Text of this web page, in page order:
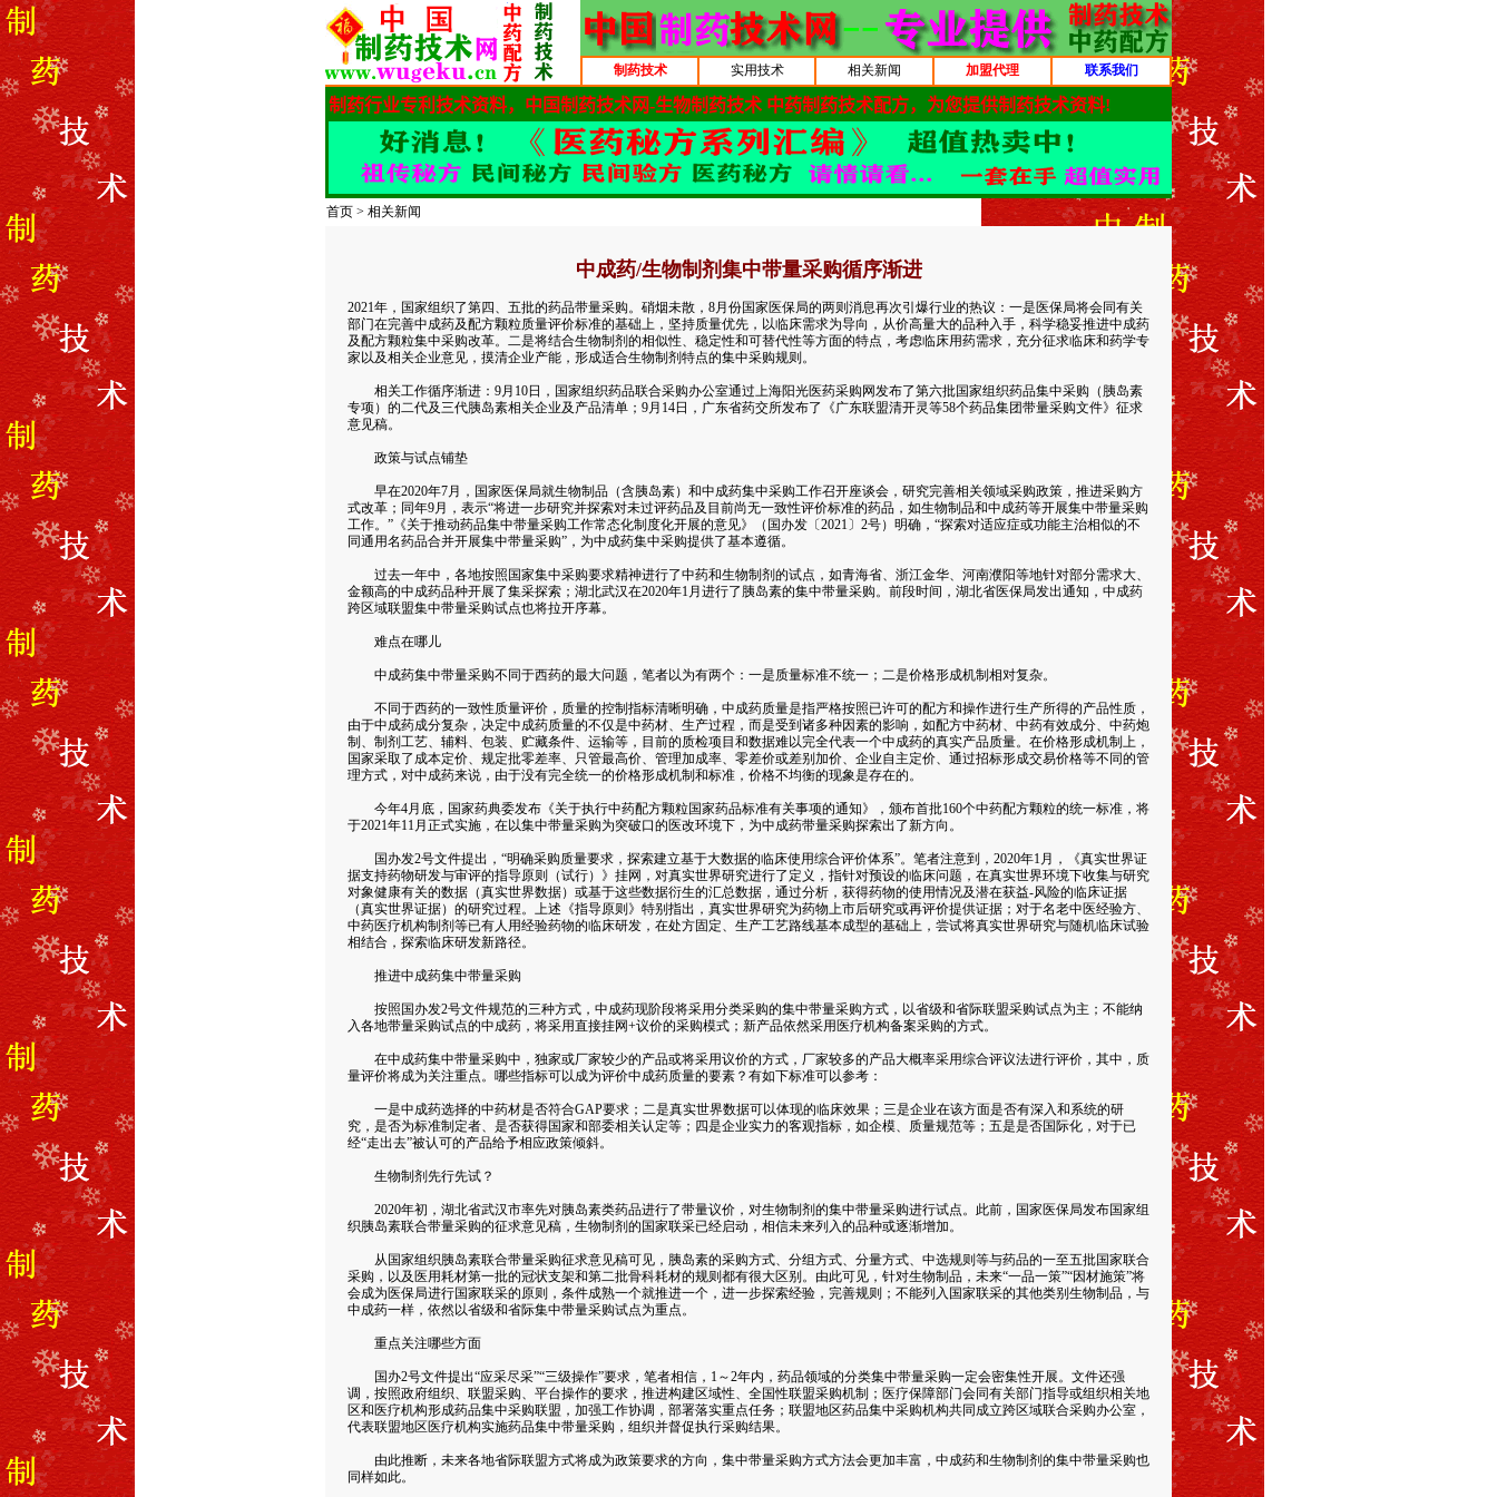
制药技术 实用技术 相关新闻 加盟代理 联系我们
首页 > 相关新闻
中成药/生物制剂集中带量采购循序渐进
2021年，国家组织了第四、五批的药品带量采购。硝烟未散，8月份国家医保局的两则消息再次引爆行业的热议：一是医保局将会同有关
部门在完善中成药及配方颗粒质量评价标准的基础上，坚持质量优先，以临床需求为导向，从价高量大的品种入手，科学稳妥推进中成药
及配方颗粒集中采购改革。二是将结合生物制剂的相似性、稳定性和可替代性等方面的特点，考虑临床用药需求，充分征求临床和药学专
家以及相关企业意见，摸清企业产能，形成适合生物制剂特点的集中采购规则。
相关工作循序渐进：9月10日，国家组织药品联合采购办公室通过上海阳光医药采购网发布了第六批国家组织药品集中采购（胰岛素
专项）的二代及三代胰岛素相关企业及产品清单；9月14日，广东省药交所发布了《广东联盟清开灵等58个药品集团带量采购文件》征求
意见稿。
政策与试点铺垫
早在2020年7月，国家医保局就生物制品（含胰岛素）和中成药集中采购工作召开座谈会，研究完善相关领域采购政策，推进采购方
式改革；同年9月，表示“将进一步研究并探索对未过评药品及目前尚无一致性评价标准的药品，如生物制品和中成药等开展集中带量采购
工作。”《关于推动药品集中带量采购工作常态化制度化开展的意见》（国办发〔2021〕2号）明确，“探索对适应症或功能主治相似的不
同通用名药品合并开展集中带量采购”，为中成药集中采购提供了基本遵循。
过去一年中，各地按照国家集中采购要求精神进行了中药和生物制剂的试点，如青海省、浙江金华、河南濮阳等地针对部分需求大、
金额高的中成药品种开展了集采探索；湖北武汉在2020年1月进行了胰岛素的集中带量采购。前段时间，湖北省医保局发出通知，中成药
跨区域联盟集中带量采购试点也将拉开序幕。
难点在哪儿
中成药集中带量采购不同于西药的最大问题，笔者以为有两个：一是质量标准不统一；二是价格形成机制相对复杂。
不同于西药的一致性质量评价，质量的控制指标清晰明确，中成药质量是指严格按照已许可的配方和操作进行生产所得的产品性质，
由于中成药成分复杂，决定中成药质量的不仅是中药材、生产过程，而是受到诸多种因素的影响，如配方中药材、中药有效成分、中药炮
制、制剂工艺、辅料、包装、贮藏条件、运输等，目前的质检项目和数据难以完全代表一个中成药的真实产品质量。在价格形成机制上，
国家采取了成本定价、规定批零差率、只管最高价、管理加成率、零差价或差别加价、企业自主定价、通过招标形成交易价格等不同的管
理方式，对中成药来说，由于没有完全统一的价格形成机制和标准，价格不均衡的现象是存在的。
今年4月底，国家药典委发布《关于执行中药配方颗粒国家药品标准有关事项的通知》，颁布首批160个中药配方颗粒的统一标准，将
于2021年11月正式实施，在以集中带量采购为突破口的医改环境下，为中成药带量采购探索出了新方向。
国办发2号文件提出，“明确采购质量要求，探索建立基于大数据的临床使用综合评价体系”。笔者注意到，2020年1月，《真实世界证
据支持药物研发与审评的指导原则（试行）》挂网，对真实世界研究进行了定义，指针对预设的临床问题，在真实世界环境下收集与研究
对象健康有关的数据（真实世界数据）或基于这些数据衍生的汇总数据，通过分析，获得药物的使用情况及潜在获益-风险的临床证据
（真实世界证据）的研究过程。上述《指导原则》特别指出，真实世界研究为药物上市后研究或再评价提供证据；对于名老中医经验方、
中药医疗机构制剂等已有人用经验药物的临床研发，在处方固定、生产工艺路线基本成型的基础上，尝试将真实世界研究与随机临床试验
相结合，探索临床研发新路径。
推进中成药集中带量采购
按照国办发2号文件规范的三种方式，中成药现阶段将采用分类采购的集中带量采购方式，以省级和省际联盟采购试点为主；不能纳
入各地带量采购试点的中成药，将采用直接挂网+议价的采购模式；新产品依然采用医疗机构备案采购的方式。
在中成药集中带量采购中，独家或厂家较少的产品或将采用议价的方式，厂家较多的产品大概率采用综合评议法进行评价，其中，质
量评价将成为关注重点。哪些指标可以成为评价中成药质量的要素？有如下标准可以参考：
一是中成药选择的中药材是否符合GAP要求；二是真实世界数据可以体现的临床效果；三是企业在该方面是否有深入和系统的研
究，是否为标准制定者、是否获得国家和部委相关认定等；四是企业实力的客观指标，如企模、质量规范等；五是是否国际化，对于已
经“走出去”被认可的产品给予相应政策倾斜。
生物制剂先行先试？
2020年初，湖北省武汉市率先对胰岛素类药品进行了带量议价，对生物制剂的集中带量采购进行试点。此前，国家医保局发布国家组
织胰岛素联合带量采购的征求意见稿，生物制剂的国家联采已经启动，相信未来列入的品种或逐渐增加。
从国家组织胰岛素联合带量采购征求意见稿可见，胰岛素的采购方式、分组方式、分量方式、中选规则等与药品的一至五批国家联合
采购，以及医用耗材第一批的冠状支架和第二批骨科耗材的规则都有很大区别。由此可见，针对生物制品，未来“一品一策”“因材施策”将
会成为医保局进行国家联采的原则，条件成熟一个就推进一个，进一步探索经验，完善规则；不能列入国家联采的其他类别生物制品，与
中成药一样，依然以省级和省际集中带量采购试点为重点。
重点关注哪些方面
国办2号文件提出“应采尽采”“三级操作”要求，笔者相信，1～2年内，药品领域的分类集中带量采购一定会密集性开展。文件还强
调，按照政府组织、联盟采购、平台操作的要求，推进构建区域性、全国性联盟采购机制；医疗保障部门会同有关部门指导或组织相关地
区和医疗机构形成药品集中采购联盟，加强工作协调，部署落实重点任务；联盟地区药品集中采购机构共同成立跨区域联合采购办公室，
代表联盟地区医疗机构实施药品集中带量采购，组织并督促执行采购结果。
由此推断，未来各地省际联盟方式将成为政策要求的方向，集中带量采购方式方法会更加丰富，中成药和生物制剂的集中带量采购也
同样如此。